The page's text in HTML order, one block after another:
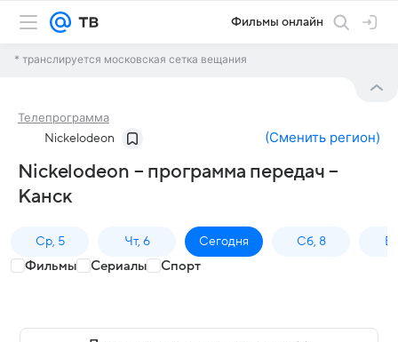
Фильмы онлайн
* транслируется московская сетка вещания
Телепрограмма
Nickelodeon (Сменить регион)
Nickelodeon – программа передач –
Канск
Ср, 5 Чт, 6 Сегодня Сб, 8
Фильмы Сериалы Спорт